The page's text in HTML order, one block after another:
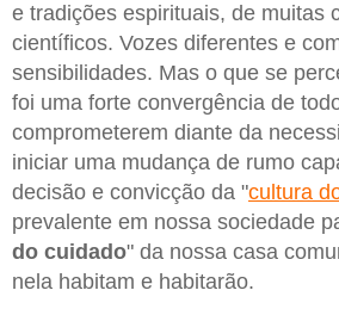
e tradições espirituais, de muitas
científicos. Vozes diferentes e
sensibilidades. Mas o que se
foi uma forte convergência de
comprometerem diante da
iniciar uma mudança de rumo
decisão e convicção da "cultura
prevalente em nossa sociedade
do cuidado" da nossa casa
nela habitam e habitarão.